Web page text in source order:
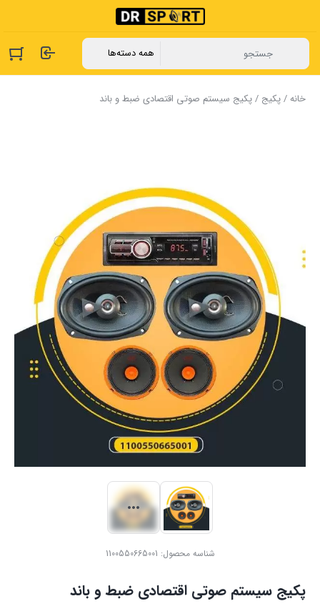
خانه/پکیج / پکیج سیستم صوتی اقتصادی ضبط و باند
شناسه محصول: 1100550665001
پکیج سیستم صوتی اقتصادی ضبط و باند